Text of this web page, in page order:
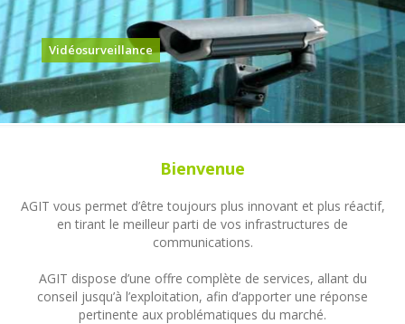
Vidéosurveillance
Bienvenue
AGIT vous permet d’être toujours plus innovant et plus réactif,
en tirant le meilleur parti de vos infrastructures de
communications.
AGIT dispose d’une offre complète de services, allant du
conseil jusqu’à l’exploitation, afin d’apporter une réponse
pertinente aux problématiques du marché.